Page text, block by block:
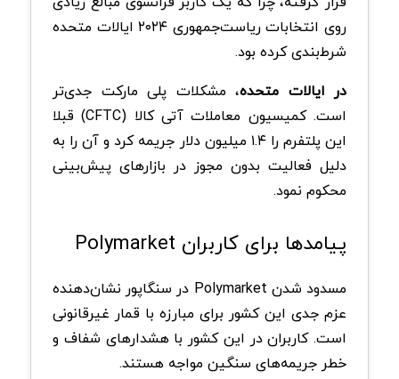
روی انتخابات ریاست‌جمهوری ۲۰۲۴ ایالات متحده
شرط‌بندی کرده بود.
در ایالات متحده، مشکلات پلی مارکت جدی‌تر
است. کمیسیون معاملات آتی کالا (CFTC) قبلا
این پلتفرم را ۱.۴ میلیون دلار جریمه کرد و آن را به
دلیل فعالیت بدون مجوز در بازارهای پیش‌بینی
محکوم نمود.
پیامدها برای کاربران Polymarket
مسدود شدن Polymarket در سنگاپور نشان‌دهنده
عزم جدی این کشور برای مبارزه با قمار غیرقانونی
است. کاربران در این کشور با هشدارهای شفاف و
خطر جریمه‌های سنگین مواجه هستند.